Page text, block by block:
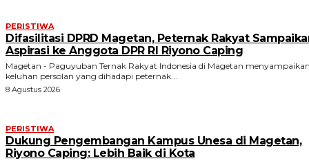
PERISTIWA
Difasilitasi DPRD Magetan, Peternak Rakyat
Aspirasi ke Anggota DPR RI Riyono Caping
Magetan - Paguyuban Ternak Rakyat Indonesia di Magetan
keluhan persolan yang dihadapi peternak...
8 Agustus 2026
PERISTIWA
Dukung Pengembangan Kampus Unesa di Magetan,
Riyono Caping: Lebih Baik di Kota